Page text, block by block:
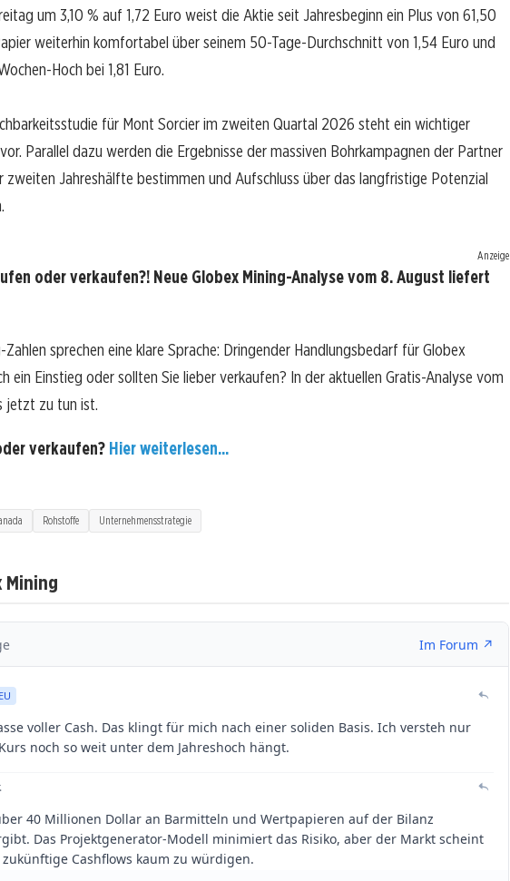
um 3,10 % auf 1,72 Euro weist die Aktie seit Jahresbeginn ein Plus von 61,50
weiterhin komfortabel über seinem 50-Tage-Durchschnitt von 1,54 Euro und
Hoch bei 1,81 Euro.
für Mont Sorcier im zweiten Quartal 2026 steht ein wichtiger
Parallel dazu werden die Ergebnisse der massiven Bohrkampagnen der Partner
zweiten Jahreshälfte bestimmen und Aufschluss über das langfristige Potenzial
Anzeige
oder verkaufen?! Neue Globex Mining-Analyse vom 8. August liefert
sprechen eine klare Sprache: Dringender Handlungsbedarf für Globex
ein Einstieg oder sollten Sie lieber verkaufen? In der aktuellen Gratis-Analyse vom
jetzt zu tun ist.
verkaufen? Hier weiterlesen...
Rohstoffe Unternehmensstrategie
Mining